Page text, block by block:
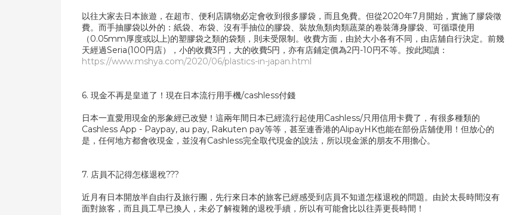
以往大家去日本旅遊，在超市、便利店購物必定會收到很多膠袋，而且免費。但從2020年7月開始，實施了膠袋徵
費。而手抽膠袋以外的：紙袋、布袋、沒有手抽位的膠袋、裝放魚類肉類蔬菜的卷裝薄身膠袋、可循環使用
（0.05mm厚度或以上)的塑膠袋之類的袋類，則未受限制。收費方面，由於大小各有不同，由店舖自行決定。前幾
天經過Seria(100円店），小的收費3円，大的收費5円，亦有店鋪定價為2円-10円不等。按此閱讀：
https://www.mshya.com/2020/06/plastics-in-japan.html
6. 現金不再是皇道了！現在日本流行用手機/cashless付錢
日本一直愛用現金的形象經已改變！這兩年間日本已經流行起使用Cashless/只用信用卡費了，有很多種類的
Cashless App - Paypay, au pay, Rakuten pay等等，甚至連香港的AlipayHK也能在部份店舖使用！但放心的
是，任何地方都會收現金，並沒有Cashless完全取代現金的說法，所以現金派的朋友不用擔心。
7. 店員不記得怎樣退稅???
近月有日本開放半自由行及旅行團，先行來日本的旅客已經感受到店員不知道怎樣退稅的問題。由於太長時間沒有
面對旅客，而且員工早已換人，未必了解複雜的退稅手續，所以有可能會比以往弄更長時間！